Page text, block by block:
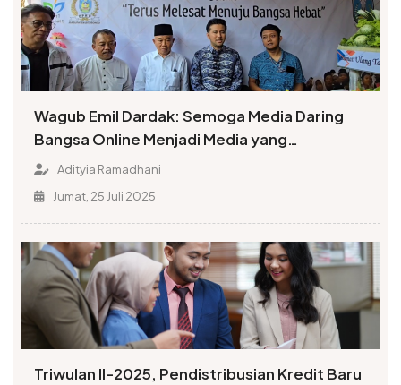
Wagub Emil Dardak: Semoga Media Daring
Bangsa Online Menjadi Media yang
Menyenangkan Hati Masyarakat
Adityia Ramadhani
Jumat, 25 Juli 2025
Triwulan II-2025, Pendistribusian Kredit Baru